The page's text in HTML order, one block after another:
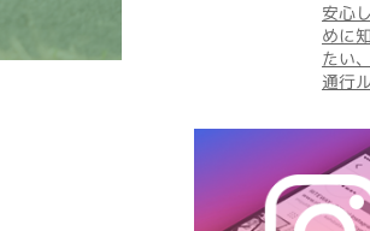
安心
めに
たい
通行